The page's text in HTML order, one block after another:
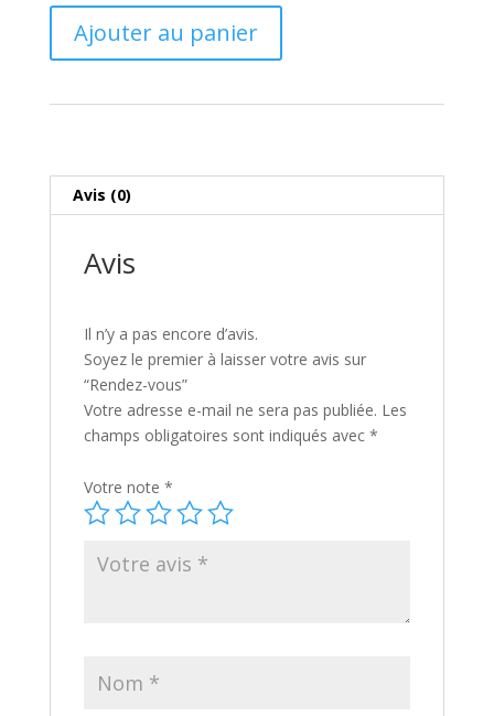
Rendez-
Ajouter au panier
Avis (0)
Avis
Il n’y a pas encore d’avis.
Soyez le premier à laisser votre avis sur
“Rendez-vous”
Votre adresse e-mail ne sera pas publiée. Les
champs obligatoires sont indiqués avec *
Votre note *